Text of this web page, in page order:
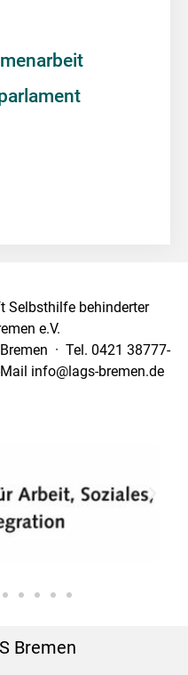
Selbsthilfe behinderter
e.V.
· Tel. 0421 38777-
info@lags-bremen.de
Bremen